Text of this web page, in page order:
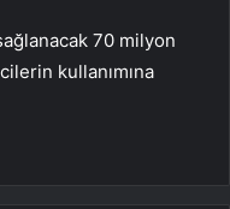
70 milyon
kullanımına